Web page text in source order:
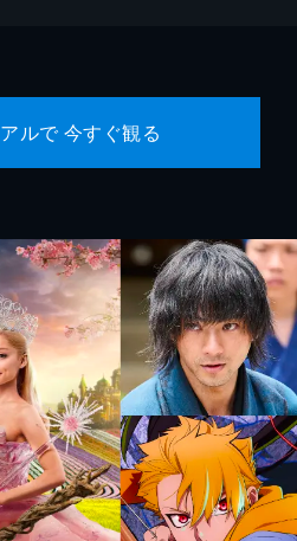
ルで 今すぐ観る